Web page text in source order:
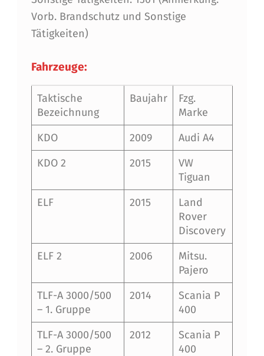
Vorb. Brandschutz und Sonstige
Tätigkeiten)
Fahrzeuge:
Taktische
Bezeichnung
Baujahr
Fzg.
Marke
KDO
2009
Audi A4
KDO 2
2015
VW
Tiguan
ELF
2015
Land
Rover
Discovery
ELF 2
2006
Mitsu.
Pajero
TLF-A 3000/500
– 1. Gruppe
2014
Scania P
400
TLF-A 3000/500
– 2. Gruppe
2012
Scania P
400